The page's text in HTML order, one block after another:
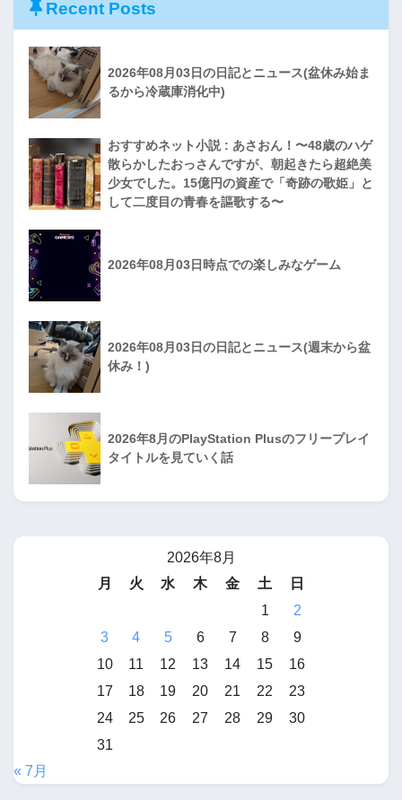
Recent Posts
2026年08月03日の日記とニュース(盆休み始ま
るから冷蔵庫消化中)
おすすめネット小説 : あさおん！〜48歳のハゲ
散らかしたおっさんですが、朝起きたら超絶美
少女でした。15億円の資産で「奇跡の歌姫」と
して二度目の青春を謳歌する〜
2026年08月03日時点での楽しみなゲーム
2026年08月03日の日記とニュース(週末から盆
休み！)
2026年8月のPlayStation Plusのフリープレイ
タイトルを見ていく話
2026年8月
月
火 水 木 金 土
日
1
2
3
4 5 6 7 8
9
10
11 12 13 14 15
16
17
18 19 20 21 22
23
24
25 26 27 28 29
30
31
« 7月